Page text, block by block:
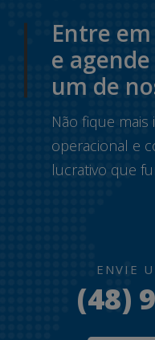
Entre
e
um de
Não fique
operacional e
lucrativo que
ENVIE
(48)